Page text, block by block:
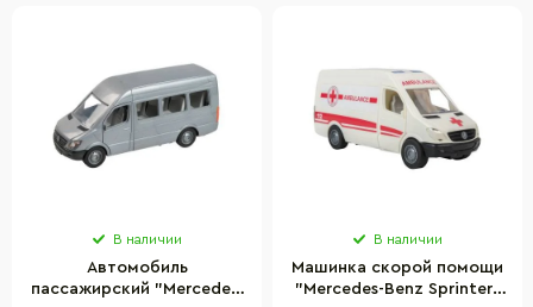
В наличии
Автомобиль
пассажирский "Mercedes-
В наличии
Машинка скорой помощи
"Mercedes-Benz Sprinter"